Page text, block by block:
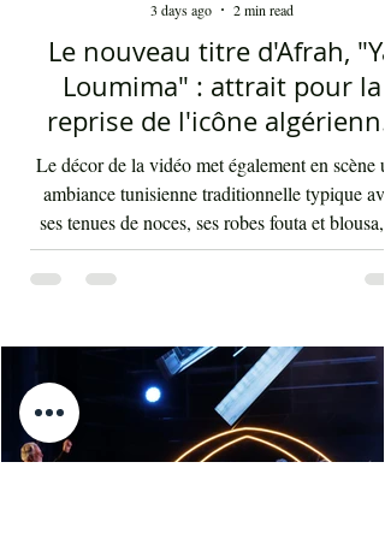
Le nouveau titre d'Afrah, "Ya
Loumima" : attrait pour la
reprise de l'icône algérienne
Rabah Driassa
Le décor de la vidéo met également en scène
ambiance tunisienne traditionnelle typique
de beauté, ainsi que la foule attirée et entraînée
cette célébration, comprenant notamment les
youyous, les larmes de bonheur et les
applaudissements sincères. "Ya Loumima"
Mohamed Ali Elhaou
3 days ago
2 min read